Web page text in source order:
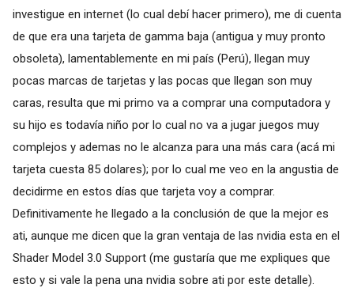
investigue en internet (lo cual debí hacer primero), me di cuenta
de que era una tarjeta de gamma baja (antigua y muy pronto
obsoleta), lamentablemente en mi país (Perú), llegan muy
pocas marcas de tarjetas y las pocas que llegan son muy
caras, resulta que mi primo va a comprar una computadora y
su hijo es todavía niño por lo cual no va a jugar juegos muy
complejos y ademas no le alcanza para una más cara (acá mi
tarjeta cuesta 85 dolares); por lo cual me veo en la angustia de
decidirme en estos días que tarjeta voy a comprar.
Definitivamente he llegado a la conclusión de que la mejor es
ati, aunque me dicen que la gran ventaja de las nvidia esta en el
Shader Model 3.0 Support (me gustaría que me expliques que
esto y si vale la pena una nvidia sobre ati por este detalle).